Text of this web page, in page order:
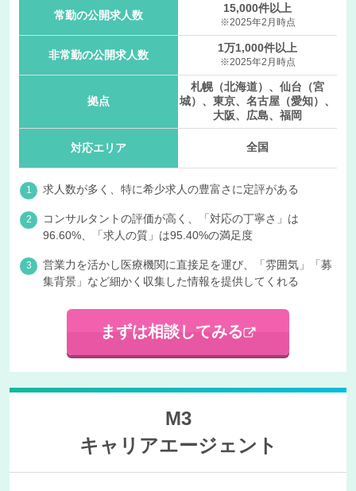
常勤の公開求人数
15,000件以上
※2025年2月時点
非常勤の公開求人数
1万1,000件以上
※2025年2月時点
拠点
札幌（北海道）、仙台（宮
城）、東京、名古屋（愛知）、
大阪、広島、福岡
対応エリア 全国
求人数が多く、特に希少求人の豊富さに定評がある
コンサルタントの評価が高く、「対応の丁寧さ」は
96.60%、「求人の質」は95.40%の満足度
営業力を活かし医療機関に直接足を運び、「雰囲気」「募
集背景」など細かく収集した情報を提供してくれる
まずは相談してみる
M3
キャリアエージェント